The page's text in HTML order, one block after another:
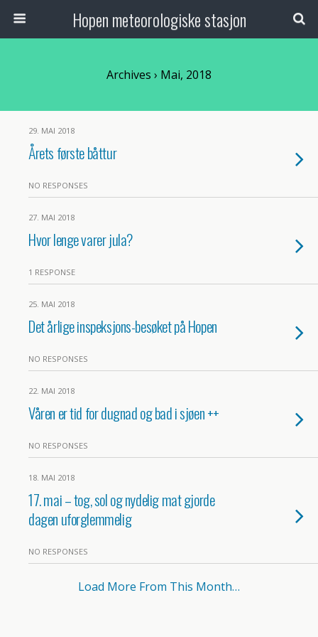
Hopen meteorologiske stasjon
Archives › Mai, 2018
29. MAI 2018
Årets første båttur
NO RESPONSES
27. MAI 2018
Hvor lenge varer jula?
1 RESPONSE
25. MAI 2018
Det årlige inspeksjons-besøket på Hopen
NO RESPONSES
22. MAI 2018
Våren er tid for dugnad og bad i sjøen ++
NO RESPONSES
18. MAI 2018
17. mai – tog, sol og nydelig mat gjorde
dagen uforglemmelig
NO RESPONSES
Load More From This Month…